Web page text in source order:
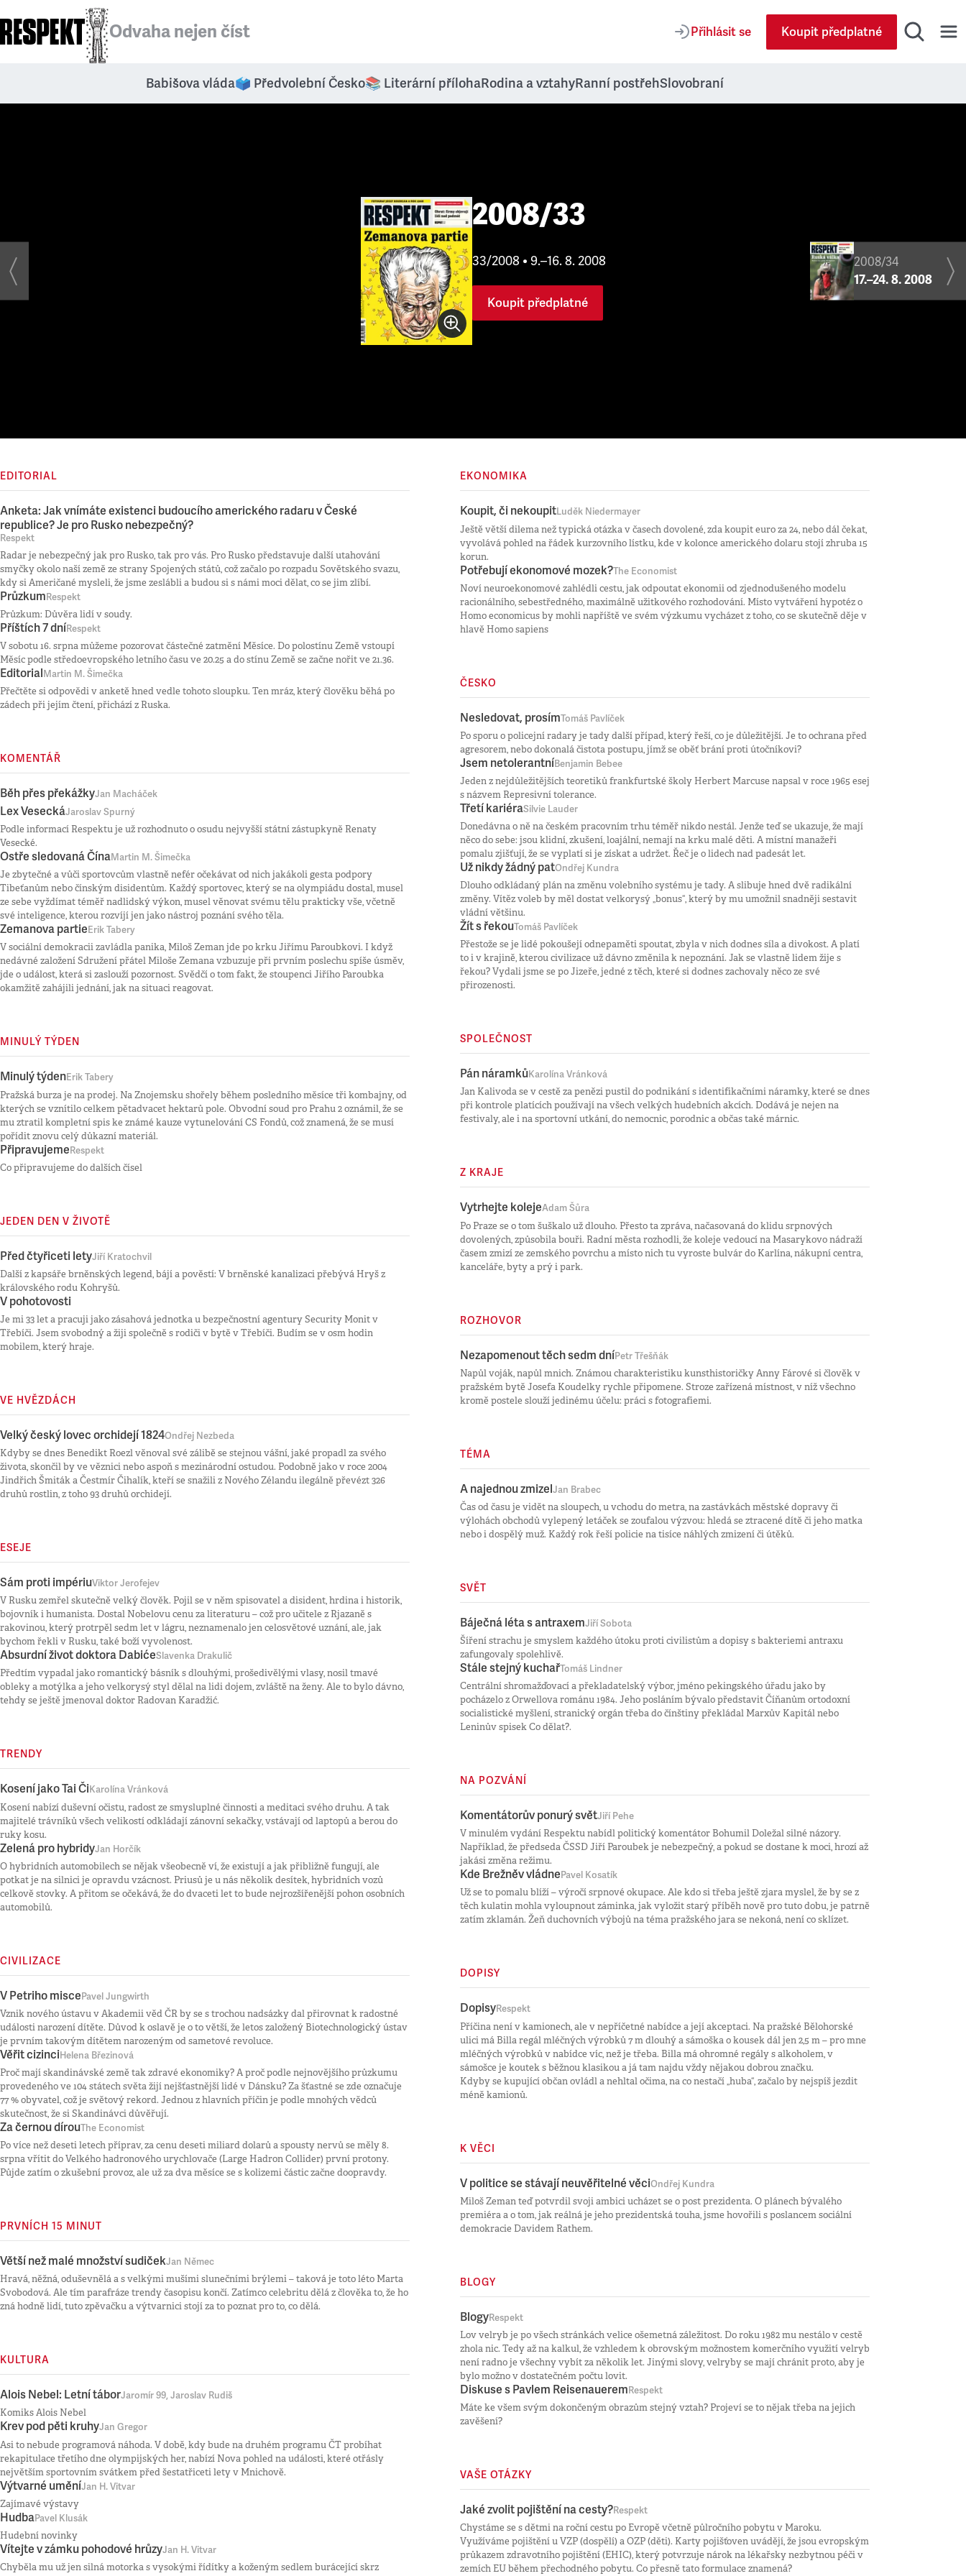
Odvaha nejen číst Přihlásit se Koupit předplatné
Babišova vláda🗳️ Předvolební Česko📚 Literární přílohaRodina a vztahyRanní postřehSlovobraní
33/2008 • 9.–16. 8. 2008
2008/33
Koupit předplatné
2008/34
17.–24. 8. 2008
EDITORIAL
Anketa: Jak vnímáte existenci budoucího amerického radaru v České
republice? Je pro Rusko nebezpečný?
Respekt
Radar je nebezpečný jak pro Rusko, tak pro vás. Pro Rusko představuje další utahování
smyčky okolo naší země ze strany Spojených států, což začalo po rozpadu Sovětského svazu,
kdy si Američané mysleli, že jsme zeslábli a budou si s námi moci dělat, co se jim zlíbí.
PrůzkumRespekt
Průzkum: Důvěra lidí v soudy.
Příštích 7 dníRespekt
V sobotu 16. srpna můžeme pozorovat částečné zatmění Měsíce. Do polostínu Země vstoupí
Měsíc podle středoevropského letního času ve 20.25 a do stínu Země se začne nořit ve 21.36.
EditorialMartin M. Šimečka
Přečtěte si odpovědi v anketě hned vedle tohoto sloupku. Ten mráz, který člověku běhá po
zádech při jejím čtení, přichází z Ruska.
KOMENTÁŘ
Běh přes překážkyJan Macháček
Lex VeseckáJaroslav Spurný
Podle informací Respektu je už rozhodnuto o osudu nejvyšší státní zástupkyně Renaty
Vesecké.
Ostře sledovaná ČínaMartin M. Šimečka
Je zbytečné a vůči sportovcům vlastně nefér očekávat od nich jakákoli gesta podpory
Tibeťanům nebo čínským disidentům. Každý sportovec, který se na olympiádu dostal, musel
ze sebe vyždímat téměř nadlidský výkon, musel věnovat svému tělu prakticky vše, včetně
své inteligence, kterou rozvíjí jen jako nástroj poznání svého těla.
Zemanova partieErik Tabery
V sociální demokracii zavládla panika, Miloš Zeman jde po krku Jiřímu Paroubkovi. I když
nedávné založení Sdružení přátel Miloše Zemana vzbuzuje při prvním poslechu spíše úsměv,
jde o událost, která si zaslouží pozornost. Svědčí o tom fakt, že stoupenci Jiřího Paroubka
okamžitě zahájili jednání, jak na situaci reagovat.
MINULÝ TÝDEN
Minulý týdenErik Tabery
Pražská burza je na prodej. Na Znojemsku shořely během posledního měsíce tři kombajny, od
kterých se vznítilo celkem pětadvacet hektarů pole. Obvodní soud pro Prahu 2 oznámil, že se
mu ztratil kompletní spis ke známé kauze vytunelování CS Fondů, což znamená, že se musí
pořídit znovu celý důkazní materiál.
PřipravujemeRespekt
Co připravujeme do dalších čísel
JEDEN DEN V ŽIVOTĚ
Před čtyřiceti letyJiří Kratochvil
Další z kapsáře brněnských legend, bájí a pověstí: V brněnské kanalizaci přebývá Hryš z
královského rodu Kohryšů.
V pohotovosti
Je mi 33 let a pracuji jako zásahová jednotka u bezpečnostní agentury Security Monit v
Třebíči. Jsem svobodný a žiji společně s rodiči v bytě v Třebíči. Budím se v osm hodin
mobilem, který hraje.
VE HVĚZDÁCH
Velký český lovec orchidejí 1824Ondřej Nezbeda
Kdyby se dnes Benedikt Roezl věnoval své zálibě se stejnou vášní, jaké propadl za svého
života, skončil by ve věznici nebo aspoň s mezinárodní ostudou. Podobně jako v roce 2004
Jindřich Šmiták a Čestmír Čihalík, kteří se snažili z Nového Zélandu ilegálně převézt 326
druhů rostlin, z toho 93 druhů orchidejí.
ESEJE
Sám proti impériuViktor Jerofejev
V Rusku zemřel skutečně velký člověk. Pojil se v něm spisovatel a disident, hrdina i historik,
bojovník i humanista. Dostal Nobelovu cenu za literaturu – což pro učitele z Rjazaně s
rakovinou, který protrpěl sedm let v lágru, neznamenalo jen celosvětové uznání, ale, jak
bychom řekli v Rusku, také boží vyvolenost.
Absurdní život doktora DabićeSlavenka Drakulič
Předtím vypadal jako romantický básník s dlouhými, prošedivělými vlasy, nosil tmavé
obleky a motýlka a jeho velkorysý styl dělal na lidi dojem, zvláště na ženy. Ale to bylo dávno,
tehdy se ještě jmenoval doktor Radovan Karadžić.
TRENDY
Kosení jako Tai ČiKarolína Vránková
Kosení nabízí duševní očistu, radost ze smysluplné činnosti a meditaci svého druhu. A tak
majitelé trávníků všech velikostí odkládají zánovní sekačky, vstávají od laptopů a berou do
ruky kosu.
Zelená pro hybridyJan Horčík
O hybridních automobilech se nějak všeobecně ví, že existují a jak přibližně fungují, ale
potkat je na silnici je opravdu vzácnost. Priusů je u nás několik desítek, hybridních vozů
celkově stovky. A přitom se očekává, že do dvaceti let to bude nejrozšířenější pohon osobních
automobilů.
CIVILIZACE
V Petriho miscePavel Jungwirth
Vznik nového ústavu v Akademii věd ČR by se s trochou nadsázky dal přirovnat k radostné
události narození dítěte. Důvod k oslavě je o to větší, že letos založený Biotechnologický ústav
je prvním takovým dítětem narozeným od sametové revoluce.
Věřit cizinciHelena Březinová
Proč mají skandinávské země tak zdravé ekonomiky? A proč podle nejnovějšího průzkumu
provedeného ve 104 státech světa žijí nejšťastnější lidé v Dánsku? Za šťastné se zde označuje
77 % obyvatel, což je světový rekord. Jednou z hlavních příčin je podle mnohých vědců
skutečnost, že si Skandinávci důvěřují.
Za černou dírouThe Economist
Po více než deseti letech příprav, za cenu deseti miliard dolarů a spousty nervů se měly 8.
srpna vřítit do Velkého hadronového urychlovače (Large Hadron Collider) první protony.
Půjde zatím o zkušební provoz, ale už za dva měsíce se s kolizemi částic začne doopravdy.
PRVNÍCH 15 MINUT
Větší než malé množství sudičekJan Němec
Hravá, něžná, oduševnělá a s velkými mušími slunečními brýlemi – taková je toto léto Marta
Svobodová. Ale tím parafráze trendy časopisu končí. Zatímco celebritu dělá z člověka to, že ho
zná hodně lidí, tuto zpěvačku a výtvarnici stojí za to poznat pro to, co dělá.
KULTURA
Alois Nebel: Letní táborJaromír 99, Jaroslav Rudiš
Komiks Alois Nebel
Krev pod pěti kruhyJan Gregor
Asi to nebude programová náhoda. V době, kdy bude na druhém programu ČT probíhat
rekapitulace třetího dne olympijských her, nabízí Nova pohled na události, které otřásly
největším sportovním svátkem před šestatřiceti lety v Mnichově.
Výtvarné uměníJan H. Vitvar
Zajímavé výstavy
HudbaPavel Klusák
Hudební novinky
Vítejte v zámku pohodové hrůzyJan H. Vitvar
Chyběla mu už jen silná motorka s vysokými řídítky a koženým sedlem burácející skrz
EKONOMIKA
Koupit, či nekoupitLuděk Niedermayer
Ještě větší dilema než typická otázka v časech dovolené, zda koupit euro za 24, nebo dál čekat,
vyvolává pohled na řádek kurzovního lístku, kde v kolonce amerického dolaru stojí zhruba 15
korun.
Potřebují ekonomové mozek?The Economist
Noví neuroekonomové zahlédli cestu, jak odpoutat ekonomii od zjednodušeného modelu
racionálního, sebestředného, maximálně užitkového rozhodování. Místo vytváření hypotéz o
Homo economicus by mohli napříště ve svém výzkumu vycházet z toho, co se skutečně děje v
hlavě Homo sapiens
ČESKO
Nesledovat, prosímTomáš Pavlíček
Po sporu o policejní radary je tady další případ, který řeší, co je důležitější. Je to ochrana před
agresorem, nebo dokonalá čistota postupu, jímž se oběť brání proti útočníkovi?
Jsem netolerantníBenjamin Bebee
Jeden z nejdůležitějších teoretiků frankfurtské školy Herbert Marcuse napsal v roce 1965 esej
s názvem Represivní tolerance.
Třetí kariéraSilvie Lauder
Donedávna o ně na českém pracovním trhu téměř nikdo nestál. Jenže teď se ukazuje, že mají
něco do sebe: jsou klidní, zkušení, loajální, nemají na krku malé děti. A místní manažeři
pomalu zjišťují, že se vyplatí si je získat a udržet. Řeč je o lidech nad padesát let.
Už nikdy žádný patOndřej Kundra
Dlouho odkládaný plán na změnu volebního systému je tady. A slibuje hned dvě radikální
změny. Vítěz voleb by měl dostat velkorysý „bonus“, který by mu umožnil snadněji sestavit
vládní většinu.
Žít s řekouTomáš Pavlíček
Přestože se je lidé pokoušejí odnepaměti spoutat, zbyla v nich dodnes síla a divokost. A platí
to i v krajině, kterou civilizace už dávno změnila k nepoznání. Jak se vlastně lidem žije s
řekou? Vydali jsme se po Jizeře, jedné z těch, které si dodnes zachovaly něco ze své
přirozenosti.
SPOLEČNOST
Pán náramkůKarolína Vránková
Jan Kalivoda se v cestě za penězi pustil do podnikání s identifikačními náramky, které se dnes
při kontrole platících používají na všech velkých hudebních akcích. Dodává je nejen na
festivaly, ale i na sportovní utkání, do nemocnic, porodnic a občas také márnic.
Z KRAJE
Vytrhejte kolejeAdam Šůra
Po Praze se o tom šuškalo už dlouho. Přesto ta zpráva, načasovaná do klidu srpnových
dovolených, způsobila bouři. Radní města rozhodli, že koleje vedoucí na Masarykovo nádraží
časem zmizí ze zemského povrchu a místo nich tu vyroste bulvár do Karlína, nákupní centra,
kanceláře, byty a prý i park.
ROZHOVOR
Nezapomenout těch sedm dníPetr Třešňák
Napůl voják, napůl mnich. Známou charakteristiku kunsthistoričky Anny Fárové si člověk v
pražském bytě Josefa Koudelky rychle připomene. Stroze zařízená místnost, v níž všechno
kromě postele slouží jedinému účelu: práci s fotografiemi.
TÉMA
A najednou zmizelJan Brabec
Čas od času je vidět na sloupech, u vchodu do metra, na zastávkách městské dopravy či
výlohách obchodů vylepený letáček se zoufalou výzvou: hledá se ztracené dítě či jeho matka
nebo i dospělý muž. Každý rok řeší policie na tisíce náhlých zmizení či útěků.
SVĚT
Báječná léta s antraxemJiří Sobota
Šíření strachu je smyslem každého útoku proti civilistům a dopisy s bakteriemi antraxu
zafungovaly spolehlivě.
Stále stejný kuchařTomáš Lindner
Centrální shromažďovací a překladatelský výbor, jméno pekingského úřadu jako by
pocházelo z Orwellova románu 1984. Jeho posláním bývalo představit Číňanům ortodoxní
socialistické myšlení, stranický orgán třeba do čínštiny překládal Marxův Kapitál nebo
Leninův spisek Co dělat?.
NA POZVÁNÍ
Komentátorův ponurý světJiří Pehe
V minulém vydání Respektu nabídl politický komentátor Bohumil Doležal silné názory.
Například, že předseda ČSSD Jiří Paroubek je nebezpečný, a pokud se dostane k moci, hrozí až
jakási změna režimu.
Kde Brežněv vládnePavel Kosatík
Už se to pomalu blíží – výročí srpnové okupace. Ale kdo si třeba ještě zjara myslel, že by se z
těch kulatin mohla vyloupnout záminka, jak vyložit starý příběh nově pro tuto dobu, je patrně
zatím zklamán. Žeň duchovních výbojů na téma pražského jara se nekoná, není co sklízet.
DOPISY
DopisyRespekt
Příčina není v kamionech, ale v nepříčetné nabídce a její akceptaci. Na pražské Bělohorské
ulici má Billa regál mléčných výrobků 7 m dlouhý a sámoška o kousek dál jen 2,5 m – pro mne
mléčných výrobků v nabídce víc, než je třeba. Billa má ohromné regály s alkoholem, v
sámošce je koutek s běžnou klasikou a já tam najdu vždy nějakou dobrou značku.
Kdyby se kupující občan ovládl a nehltal očima, na co nestačí „huba“, začalo by nejspíš jezdit
méně kamionů.
K VĚCI
V politice se stávají neuvěřitelné věciOndřej Kundra
Miloš Zeman teď potvrdil svoji ambici ucházet se o post prezidenta. O plánech bývalého
premiéra a o tom, jak reálná je jeho prezidentská touha, jsme hovořili s poslancem sociální
demokracie Davidem Rathem.
BLOGY
BlogyRespekt
Lov velryb je po všech stránkách velice ošemetná záležitost. Do roku 1982 mu nestálo v cestě
zhola nic. Tedy až na kalkul, že vzhledem k obrovským možnostem komerčního využití velryb
není radno je všechny vybít za několik let. Jinými slovy, velryby se mají chránit proto, aby je
bylo možno v dostatečném počtu lovit.
Diskuse s Pavlem ReisenaueremRespekt
Máte ke všem svým dokončeným obrazům stejný vztah? Projeví se to nějak třeba na jejich
zavěšení?
VAŠE OTÁZKY
Jaké zvolit pojištění na cesty?Respekt
Chystáme se s dětmi na roční cestu po Evropě včetně půlročního pobytu v Maroku.
Využíváme pojištění u VZP (dospělí) a OZP (děti). Karty pojišťoven uvádějí, že jsou evropským
průkazem zdravotního pojištění (EHIC), který potvrzuje nárok na lékařsky nezbytnou péči v
zemích EU během přechodného pobytu. Co přesně tato formulace znamená?